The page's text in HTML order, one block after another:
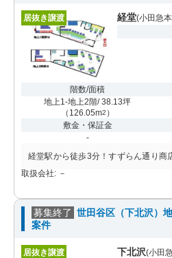
居抜き譲渡 経堂(小田急
階数/面積
地上1-地上2階/ 38.13坪
（ 126.05m2 ）
敷金・保証金
-
経堂駅から徒歩3分！すずらん通り商
取扱会社: －
募集終了 世田谷区（下北沢）
案件
居抜き譲渡 下北沢(小田